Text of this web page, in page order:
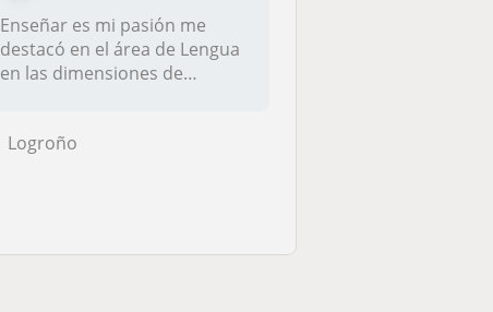
Enseñar es mi pasión me
destacó en el área de Lengua
en las dimensiones de
Logroño